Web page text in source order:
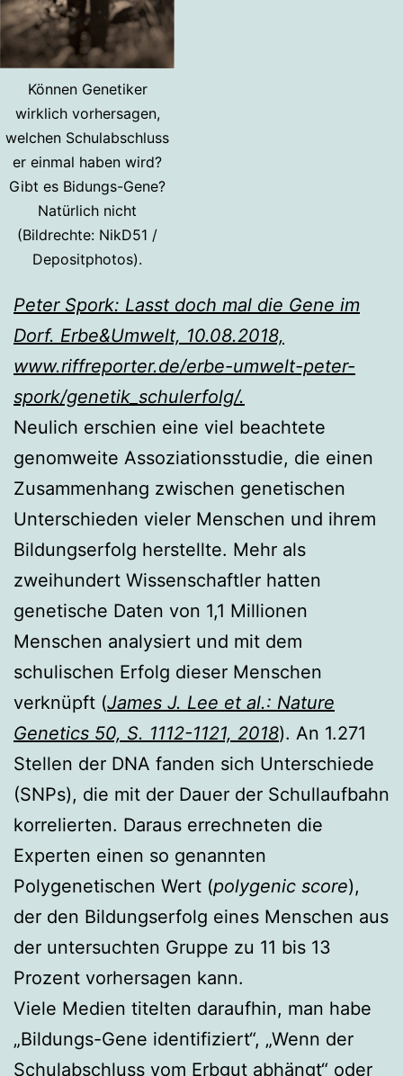
Können Genetiker
wirklich vorhersagen,
welchen Schulabschluss
er einmal haben wird?
Gibt es Bidungs-Gene?
Natürlich nicht
(Bildrechte: NikD51 /
Depositphotos).
Peter Spork: Lasst doch mal die Gene im
Dorf. Erbe&Umwelt, 10.08.2018,
www.riffreporter.de/erbe-umwelt-peter-
spork/genetik_schulerfolg/.
Neulich erschien eine viel beachtete
genomweite Assoziationsstudie, die einen
Zusammenhang zwischen genetischen
Unterschieden vieler Menschen und ihrem
Bildungserfolg herstellte. Mehr als
zweihundert Wissenschaftler hatten
genetische Daten von 1,1 Millionen
Menschen analysiert und mit dem
schulischen Erfolg dieser Menschen
verknüpft (James J. Lee et al.: Nature
Genetics 50, S. 1112-1121, 2018). An 1.271
Stellen der DNA fanden sich Unterschiede
(SNPs), die mit der Dauer der Schullaufbahn
korrelierten. Daraus errechneten die
Experten einen so genannten
Polygenetischen Wert (polygenic score),
der den Bildungserfolg eines Menschen aus
der untersuchten Gruppe zu 11 bis 13
Prozent vorhersagen kann.
Viele Medien titelten daraufhin, man habe
„Bildungs-Gene identifiziert“, „Wenn der
Schulabschluss vom Erbgut abhängt“ oder